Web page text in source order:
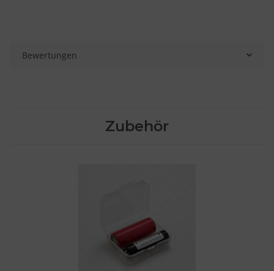
Bewertungen
Zubehör